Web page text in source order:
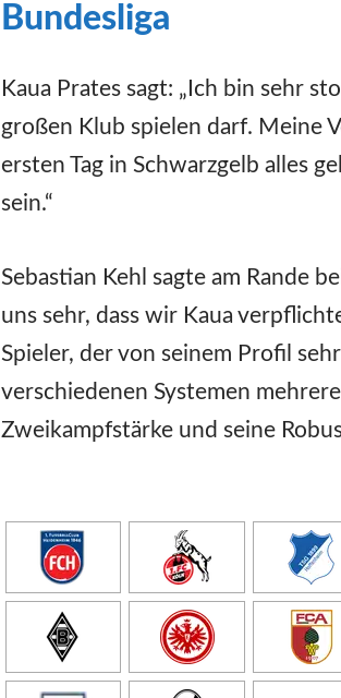
Bundesliga
Kaua Prates sagt: „Ich bin sehr
großen Klub spielen darf. Meine
ersten Tag in Schwarzgelb alles
sein.“
Sebastian Kehl sagte am Rande
uns sehr, dass wir Kaua
Spieler, der von seinem Profil
verschiedenen Systemen
Zweikampfstärke und seine